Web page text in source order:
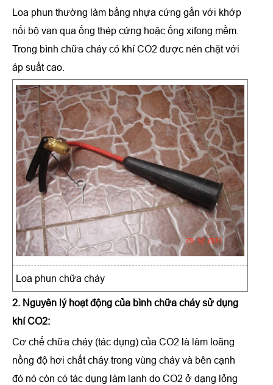
Loa phun thường làm bằng nhựa cứng gắn với khớp
nối bộ van qua ống thép cứng hoặc ống xifong mềm.
Trong bình chữa cháy có khí CO2 được nén chặt với
áp suất cao.
Loa phun chữa cháy
2. Nguyên lý hoạt động của bình chữa cháy sử dụng
khí CO2:
Cơ chế chữa cháy (tác dụng) của CO2 là làm loãng
nồng độ hơi chất cháy trong vùng cháy và bên cạnh
đó nó còn có tác dụng làm lạnh do CO2 ở dạng lỏng